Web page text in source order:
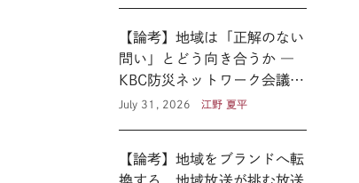
【論考】地域は「正解のない
問い」とどう向き合うか ―
KBC防災ネットワーク会議に
見る新たな公共性 ―
July 31, 2026 江野 夏平
【論考】地域をブランドへ転
換する 地域放送が挑む放送